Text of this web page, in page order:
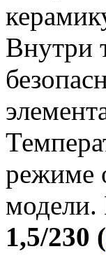
Внутри
режиме
1,5/230 (